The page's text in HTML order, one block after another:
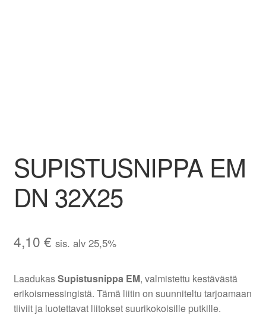
SUPISTUSNIPPA EM
DN 32X25
4,10 € sis. alv 25,5%
LaadukasSupistusnippa EM, valmistettu kestävästä
erikoismessingistä. Tämä liitin on suunniteltu tarjoamaan
tiiviit ja luotettavat liitokset suurikokoisille putkille.